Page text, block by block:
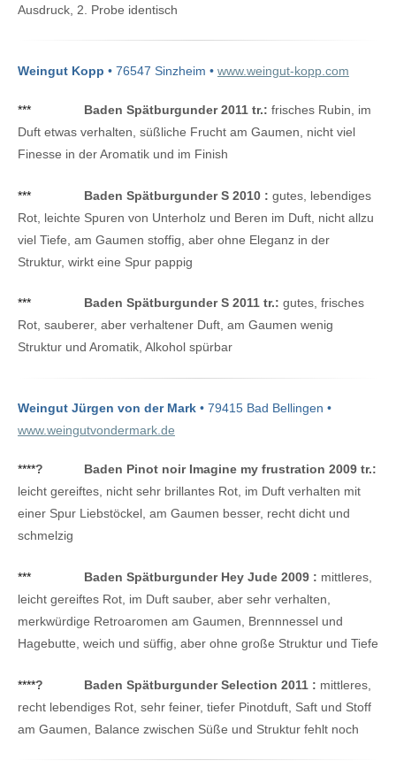
Ausdruck, 2. Probe identisch
Weingut Kopp • 76547 Sinzheim • www.weingut-kopp.com
*** Baden Spätburgunder 2011 tr.: frisches Rubin, im
Duft etwas verhalten, süßliche Frucht am Gaumen, nicht viel
Finesse in der Aromatik und im Finish
*** Baden Spätburgunder S 2010 : gutes, lebendiges
Rot, leichte Spuren von Unterholz und Beren im Duft, nicht allzu
viel Tiefe, am Gaumen stoffig, aber ohne Eleganz in der
Struktur, wirkt eine Spur pappig
*** Baden Spätburgunder S 2011 tr.: gutes, frisches
Rot, sauberer, aber verhaltener Duft, am Gaumen wenig
Struktur und Aromatik, Alkohol spürbar
Weingut Jürgen von der Mark • 79415 Bad Bellingen •
www.weingutvondermark.de
****?
Baden Pinot noir Imagine my frustration 2009 tr.:
leicht gereiftes, nicht sehr brillantes Rot, im Duft verhalten mit
einer Spur Liebstöckel, am Gaumen besser, recht dicht und
schmelzig
*** Baden Spätburgunder Hey Jude 2009 : mittleres,
leicht gereiftes Rot, im Duft sauber, aber sehr verhalten,
merkwürdige Retroaromen am Gaumen, Brennnessel und
Hagebutte, weich und süffig, aber ohne große Struktur und Tiefe
****? Baden Spätburgunder Selection 2011 : mittleres,
recht lebendiges Rot, sehr feiner, tiefer Pinotduft, Saft und Stoff
am Gaumen, Balance zwischen Süße und Struktur fehlt noch